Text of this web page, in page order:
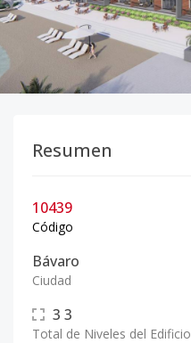
Resumen
10439
Código
Bávaro
Ciudad
3 3
Total de Niveles del Edificio